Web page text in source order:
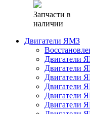
Запчасти в
наличии
Двигатели ЯМЗ
Двигатели
Двигатели
Двигатели
Двигатели
Двигатели
Двигатели